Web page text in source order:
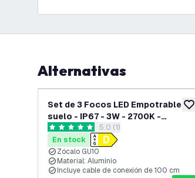
Alternativas
Set de 3 Focos LED Empotrable en
suelo - IP67 - 3W - 2700K -
Redondo - Cable de 1 metro -
Negro
abrir el panel de reseñas
5 estrellas de puntuación
5.0 (1)
En stock
Zócalo GU10
Material: Aluminio
Incluye cable de conexión de 100 cm